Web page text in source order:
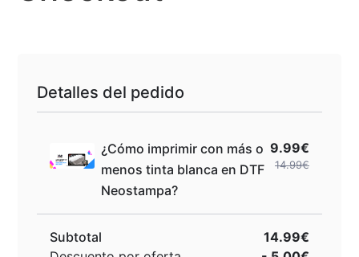
Detalles del pedido
¿Cómo imprimir con más o
menos tinta blanca en DTF
Neostampa?
9.99€
14.99€
Subtotal
14.99€